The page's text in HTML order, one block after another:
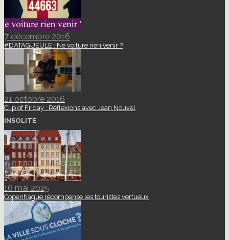
7 décembre 2016
#DATAGUEULE : Ne voiture rien venir ?
21 octobre 2016
Clip of Friday : Réflexions avec Jean Nouvel
INSOLITE
16 mai 2025
Copenhague récompense les touristes vertueux